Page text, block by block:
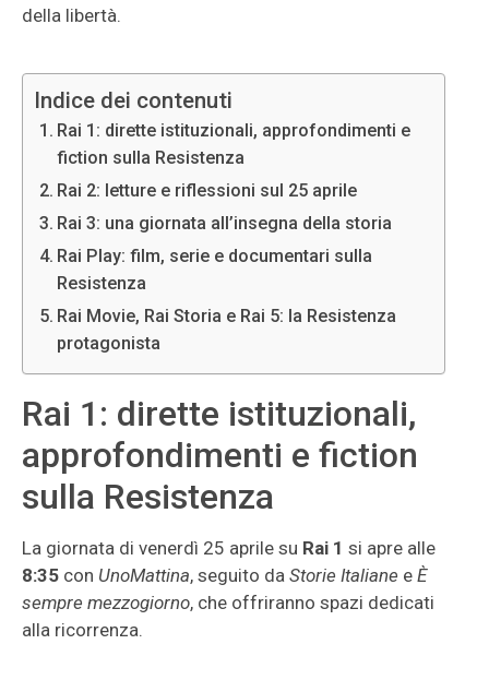
della libertà.
Indice dei contenuti
Rai 1: dirette istituzionali, approfondimenti e
fiction sulla Resistenza
Rai 2: letture e riflessioni sul 25 aprile
Rai 3: una giornata all’insegna della storia
Rai Play: film, serie e documentari sulla
Resistenza
Rai Movie, Rai Storia e Rai 5: la Resistenza
protagonista
Rai 1: dirette istituzionali,
approfondimenti e fiction
sulla Resistenza
La giornata di venerdì 25 aprile su Rai 1 si apre alle
8:35 con UnoMattina, seguito da Storie Italiane e È
sempre mezzogiorno, che offriranno spazi dedicati
alla ricorrenza.